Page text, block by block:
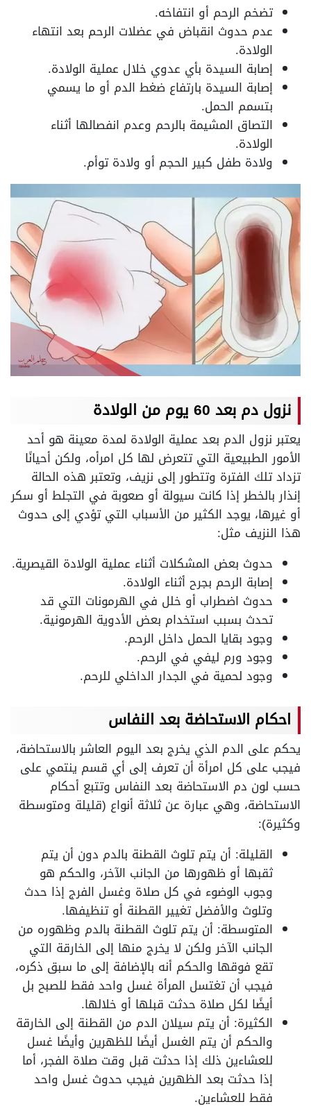
تضخم الرحم أو انتفاخه.
عدم حدوث انقباض في عضلات الرحم بعد انتهاء
الولادة.
إصابة السيدة بأي عدوي خلال عملية الولادة.
إصابة السيدة بارتفاع ضغط الدم أو ما يسمي
بتسمم الحمل.
التصاق المشيمة بالرحم وعدم انفصالها أثناء
الولادة.
ولادة طفل كبير الحجم أو ولادة توأم.
نزول دم بعد 60 يوم من الولادة
يعتبر نزول الدم بعد عملية الولادة لمدة معينة هو أحد
الأمور الطبيعية التي تتعرض لها كل امرأه، ولكن أحيانًا
تزداد تلك الفترة وتتطور إلى نزيف، وتعتبر هذه الحالة
إنذار بالخطر إذا كانت سيولة أو صعوبة في التجلط أو سكر
أو غيرها، يوجد الكثير من الأسباب التي تؤدي إلى حدوث
هذا النزيف مثل:
حدوث بعض المشكلات أثناء عملية الولادة القيصرية.
إصابة الرحم بجرح أثناء الولادة.
حدوث اضطراب أو خلل في الهرمونات التي قد
تحدث بسبب استخدام بعض الأدوية الهرمونية.
وجود بقايا الحمل داخل الرحم.
وجود ورم ليفي في الرحم.
وجود لحمية في الجدار الداخلي للرحم.
احكام الاستحاضة بعد النفاس
يحكم على الدم الذي يخرج بعد اليوم العاشر بالاستحاضة،
فيجب على كل امرأة أن تعرف إلى أي قسم ينتمي على
حسب لون دم الاستحاضة بعد النفاس وتتبع أحكام
الاستحاضة، وهي عبارة عن ثلاثة أنواع (قليلة ومتوسطة
وكثيرة):
القليلة: أن يتم تلوث القطنة بالدم دون أن يتم
ثقبها أو ظهورها من الجانب الآخر، والحكم هو
وجوب الوضوء في كل صلاة وغسل الفرج إذا حدث
وتلوث والأفضل تغيير القطنة أو تنظيفها.
المتوسطة: أن يتم تلوث القطنة بالدم وظهوره من
الجانب الآخر ولكن لا يخرج منها إلى الخارقة التي
تقع فوقها والحكم أنه بالإضافة إلى ما سبق ذكره،
فيجب أن تغتسل المرأة غسل واحد فقط للصبح بل
أيضًا لكل صلاة حدثت قبلها أو خلالها.
الكثيرة: أن يتم سيلان الدم من القطنة إلى الخارقة
والحكم أن يتم الغسل أيضًا للظهرين وأيضًا غسل
للعشاءين ذلك إذا حدثت قبل وقت صلاة الفجر، أما
إذا حدثت بعد الظهرين فيجب حدوث غسل واحد
فقط للعشاءين.